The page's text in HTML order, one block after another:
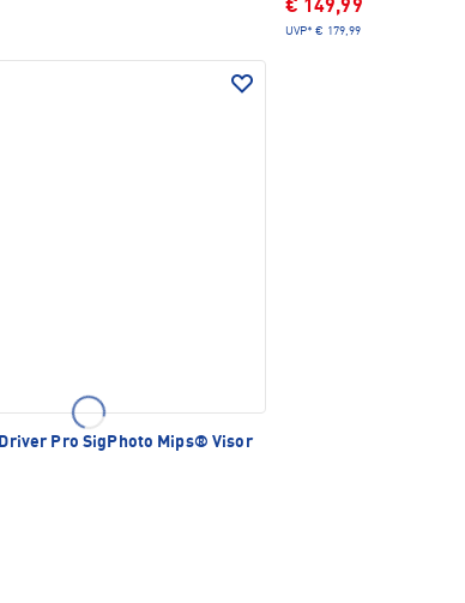
€ 149,99
UVP* € 179,99
Driver Pro SigPhoto Mips® Visor